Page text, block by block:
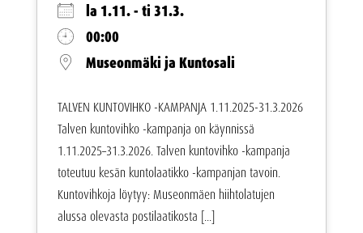
la 1.11. - ti 31.3.
00:00
Museonmäki ja Kuntosali
TALVEN KUNTOVIHKO -KAMPANJA 1.11.2025-31.3.2026
Talven kuntovihko -kampanja on käynnissä
1.11.2025–31.3.2026. Talven kuntovihko -kampanja
toteutuu kesän kuntolaatikko -kampanjan tavoin.
Kuntovihkoja löytyy: Museonmäen hiihtolatujen
alussa olevasta postilaatikosta [...]